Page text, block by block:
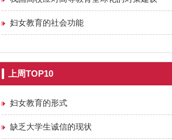
妇女教育的社会功能
上周TOP10
妇女教育的形式
缺乏大学生诚信的现状